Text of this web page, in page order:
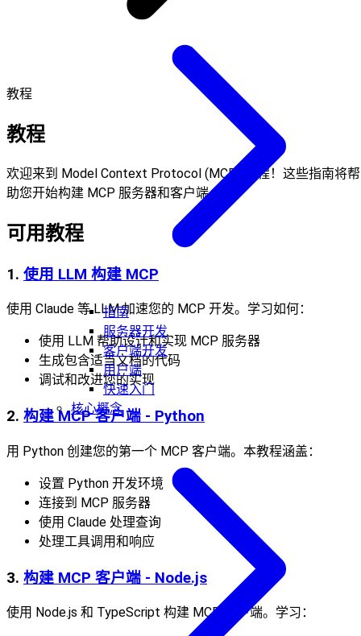
指南
服务器开发
客户端开发
用户端
快速入门
核心概念
教程
教程
欢迎来到 Model Context Protocol (MCP) 教程！这些指南将帮
助您开始构建 MCP 服务器和客户端。
可用教程
1. 使用 LLM 构建 MCP
使用 Claude 等 LLM 加速您的 MCP 开发。学习如何：
使用 LLM 帮助设计和实现 MCP 服务器
生成包含适当文档的代码
调试和改进您的实现
2. 构建 MCP 客户端 - Python
用 Python 创建您的第一个 MCP 客户端。本教程涵盖：
设置 Python 开发环境
连接到 MCP 服务器
使用 Claude 处理查询
处理工具调用和响应
3. 构建 MCP 客户端 - Node.js
使用 Node.js 和 TypeScript 构建 MCP 客户端。学习：